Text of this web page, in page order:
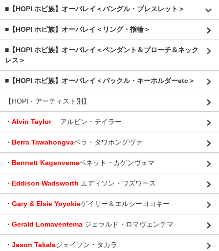
■【HOPI ホピ族】オーバレイ＜バングル・ブレスレット＞
■【HOPI ホピ族】オーバレイ＜リング・指輪＞
■【HOPI ホピ族】オーバレイ＜ペンダント＆ブローチ＆ネック
レス＞
■【HOPI ホピ族】オーバレイ＜バックル・キーホルダーetc＞
【HOPI・アーティスト別】
・ Alvin Taylor アルビン・テイラー
・ Berra Tawahongvaベラ・タワホングヴァ
・ Bennett Kagenvemaベネット・カゲンヴェマ
・ Eddison Wadsworth エディソン・ワズワース
・ Gary & Elsie Yoyokieゲイリー＆エルシーヨヨキー
・ Gerald Lomaventema ジェラルド・ロマヴェンテマ
・ Jason Takalaジェイソン・タカラ